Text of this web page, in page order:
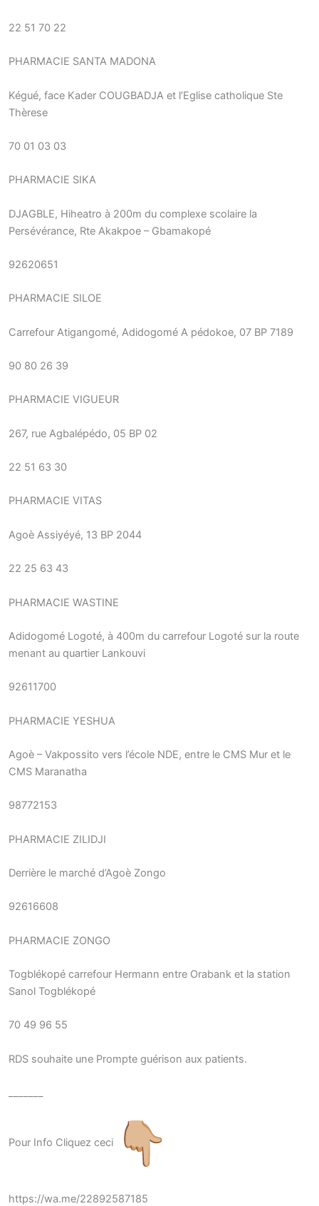
22 51 70 22
PHARMACIE SANTA MADONA
Kégué, face Kader COUGBADJA et l’Eglise catholique Ste
Thèrese
70 01 03 03
PHARMACIE SIKA
DJAGBLE, Hiheatro à 200m du complexe scolaire la
Persévérance, Rte Akakpoe – Gbamakopé
92620651
PHARMACIE SILOE
Carrefour Atigangomé, Adidogomé A pédokoe, 07 BP 7189
90 80 26 39
PHARMACIE VIGUEUR
267, rue Agbalépédo, 05 BP 02
22 51 63 30
PHARMACIE VITAS
Agoè Assiyéyé, 13 BP 2044
22 25 63 43
PHARMACIE WASTINE
Adidogomé Logoté, à 400m du carrefour Logoté sur la route
menant au quartier Lankouvi
92611700
PHARMACIE YESHUA
Agoè – Vakpossito vers l’école NDE, entre le CMS Mur et le
CMS Maranatha
98772153
PHARMACIE ZILIDJI
Derrière le marché d’Agoè Zongo
92616608
PHARMACIE ZONGO
Togblékopé carrefour Hermann entre Orabank et la station
Sanol Togblékopé
70 49 96 55
RDS souhaite une Prompte guérison aux patients.
Pour Info Cliquez ceci
https://wa.me/22892587185